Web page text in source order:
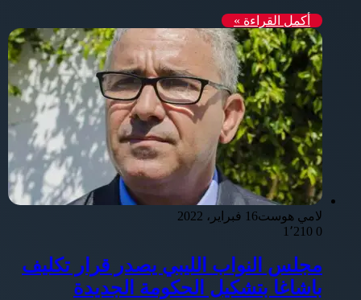
أكمل القراءة »
لامي هوست16 فبراير، 2022
0
مجلس النواب الليبي يصدر قرار تكليف
باشاغا بتشكيل الحكومة الجديدة